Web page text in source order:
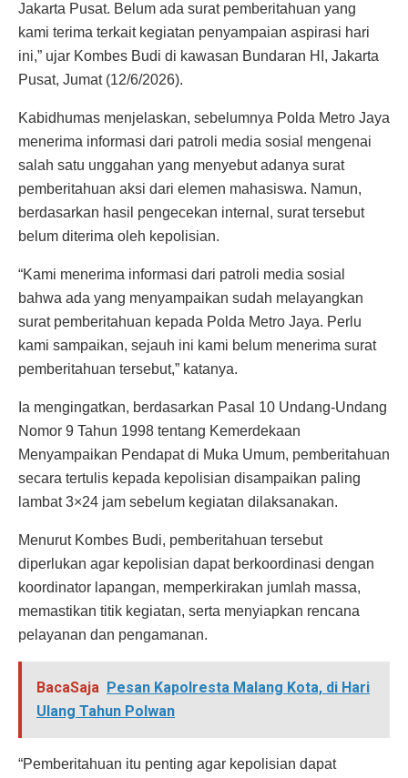
Jakarta Pusat. Belum ada surat pemberitahuan yang
kami terima terkait kegiatan penyampaian aspirasi hari
ini,” ujar Kombes Budi di kawasan Bundaran HI, Jakarta
Pusat, Jumat (12/6/2026).
Kabidhumas menjelaskan, sebelumnya Polda Metro Jaya
menerima informasi dari patroli media sosial mengenai
salah satu unggahan yang menyebut adanya surat
pemberitahuan aksi dari elemen mahasiswa. Namun,
berdasarkan hasil pengecekan internal, surat tersebut
belum diterima oleh kepolisian.
“Kami menerima informasi dari patroli media sosial
bahwa ada yang menyampaikan sudah melayangkan
surat pemberitahuan kepada Polda Metro Jaya. Perlu
kami sampaikan, sejauh ini kami belum menerima surat
pemberitahuan tersebut,” katanya.
Ia mengingatkan, berdasarkan Pasal 10 Undang-Undang
Nomor 9 Tahun 1998 tentang Kemerdekaan
Menyampaikan Pendapat di Muka Umum, pemberitahuan
secara tertulis kepada kepolisian disampaikan paling
lambat 3×24 jam sebelum kegiatan dilaksanakan.
Menurut Kombes Budi, pemberitahuan tersebut
diperlukan agar kepolisian dapat berkoordinasi dengan
koordinator lapangan, memperkirakan jumlah massa,
memastikan titik kegiatan, serta menyiapkan rencana
pelayanan dan pengamanan.
BacaSaja Pesan Kapolresta Malang Kota, di Hari
Ulang Tahun Polwan
“Pemberitahuan itu penting agar kepolisian dapat